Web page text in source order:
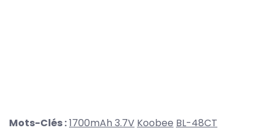
Mots-Clés :1700mAh 3.7V Koobee BL-48CT